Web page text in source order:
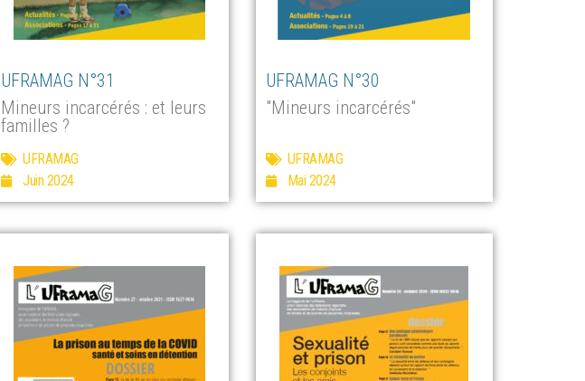
UFRAMAG N°31
Mineurs incarcérés : et leurs
familles ?
UFRAMAG
Juin 2024
UFRAMAG N°30
"Mineurs incarcérés"
UFRAMAG
Mai 2024